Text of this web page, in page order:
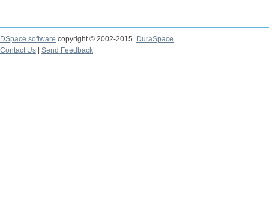
DSpace software copyright © 2002-2015
DuraSpace
Contact Us
Send Feedback